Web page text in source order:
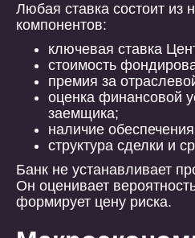
Любая ставка состоит из
компонентов:
ключевая ставка
стоимость
премия за
оценка финансовой
заемщика;
наличие
структура сделки и
Банк не устанавливает
Он оценивает
формирует цену риска.